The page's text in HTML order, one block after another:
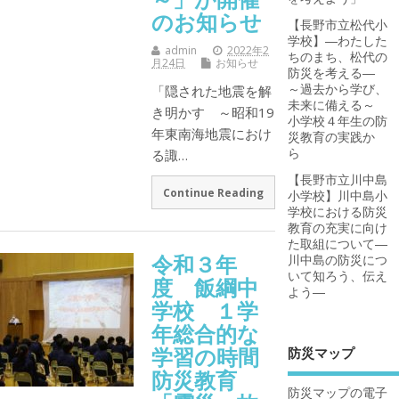
のお知らせ
admin
2022年2
月24日
お知らせ
「隠された地震を解
き明かす ～昭和19
年東南海地震におけ
る諏…
Continue Reading
令和３年
度 飯綱中
学校 １学
年総合的な
学習の時間
防災教育
【長野市立松代小
学校】―わたした
ちのまち、松代の
防災を考える―
～過去から学び、
未来に備える～
小学校４年生の防
災教育の実践か
ら
【長野市立川中島
小学校】川中島小
学校における防災
教育の充実に向け
た取組について―
川中島の防災につ
いて知ろう、伝え
よう―
防災マップ
防災マップの電子